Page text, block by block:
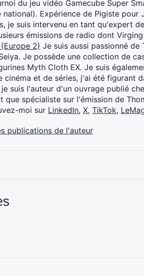
du jeu vidéo Gamecube Super
national). Expérience de Pigiste pour
je suis intervenu en tant qu'expert
émissions de radio dont
2) Je suis aussi passionné
Je possède une collection de
Myth Cloth EX. Je suis
cinéma et de séries, j'ai été figurant
suis l'auteur d'un ouvrage publié
que spécialiste sur l'émission de
moi sur LinkedIn, X, TikTok,
publications de l'auteur